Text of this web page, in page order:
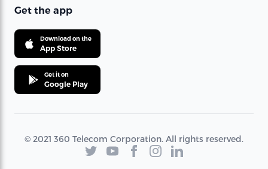
Get the app
Download on the
App Store
Get it on
Google Play
© 2021 360 Telecom Corporation. All rights reserved.